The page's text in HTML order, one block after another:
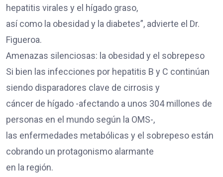
hepatitis virales y el hígado graso,
así como la obesidad y la diabetes”, advierte el Dr.
Figueroa.
Amenazas silenciosas: la obesidad y el sobrepeso
Si bien las infecciones por hepatitis B y C continúan
siendo disparadores clave de cirrosis y
cáncer de hígado -afectando a unos 304 millones de
personas en el mundo según la OMS-,
las enfermedades metabólicas y el sobrepeso están
cobrando un protagonismo alarmante
en la región.